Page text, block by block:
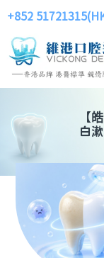
+852
【
白